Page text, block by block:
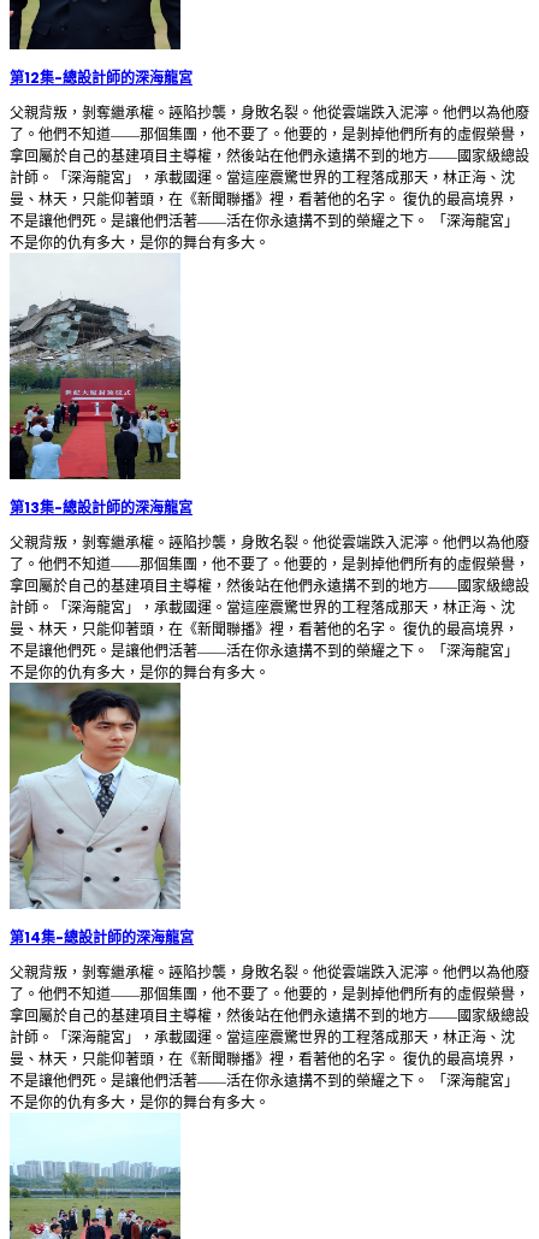
第12集-總設計師的深海龍宮
父親背叛，剝奪繼承權。誣陷抄襲，身敗名裂。他從雲端跌入泥濘。他們以為他廢
了。他們不知道——那個集團，他不要了。他要的，是剝掉他們所有的虛假榮譽，
拿回屬於自己的基建項目主導權，然後站在他們永遠搆不到的地方——國家級總設
計師。「深海龍宮」，承載國運。當這座震驚世界的工程落成那天，林正海、沈
曼、林天，只能仰著頭，在《新聞聯播》裡，看著他的名字。 復仇的最高境界，
不是讓他們死。是讓他們活著——活在你永遠搆不到的榮耀之下。 「深海龍宮」
不是你的仇有多大，是你的舞台有多大。
第13集-總設計師的深海龍宮
父親背叛，剝奪繼承權。誣陷抄襲，身敗名裂。他從雲端跌入泥濘。他們以為他廢
了。他們不知道——那個集團，他不要了。他要的，是剝掉他們所有的虛假榮譽，
拿回屬於自己的基建項目主導權，然後站在他們永遠搆不到的地方——國家級總設
計師。「深海龍宮」，承載國運。當這座震驚世界的工程落成那天，林正海、沈
曼、林天，只能仰著頭，在《新聞聯播》裡，看著他的名字。 復仇的最高境界，
不是讓他們死。是讓他們活著——活在你永遠搆不到的榮耀之下。 「深海龍宮」
不是你的仇有多大，是你的舞台有多大。
第14集-總設計師的深海龍宮
父親背叛，剝奪繼承權。誣陷抄襲，身敗名裂。他從雲端跌入泥濘。他們以為他廢
了。他們不知道——那個集團，他不要了。他要的，是剝掉他們所有的虛假榮譽，
拿回屬於自己的基建項目主導權，然後站在他們永遠搆不到的地方——國家級總設
計師。「深海龍宮」，承載國運。當這座震驚世界的工程落成那天，林正海、沈
曼、林天，只能仰著頭，在《新聞聯播》裡，看著他的名字。 復仇的最高境界，
不是讓他們死。是讓他們活著——活在你永遠搆不到的榮耀之下。 「深海龍宮」
不是你的仇有多大，是你的舞台有多大。